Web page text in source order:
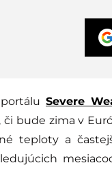
Severe
bude zima v
teploty a